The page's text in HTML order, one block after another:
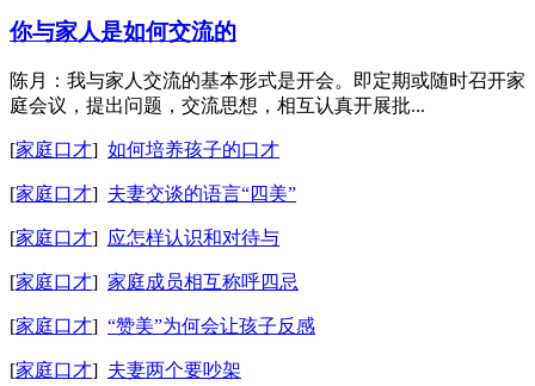
你与家人是如何交流的
陈月：我与家人交流的基本形式是开会。即定期或随时召开家
庭会议，提出问题，交流思想，相互认真开展批...
[家庭口才] 如何培养孩子的口才
[家庭口才] 夫妻交谈的语言“四美”
[家庭口才] 应怎样认识和对待与
[家庭口才] 家庭成员相互称呼四忌
[家庭口才] “赞美”为何会让孩子反感
[家庭口才] 夫妻两个要吵架